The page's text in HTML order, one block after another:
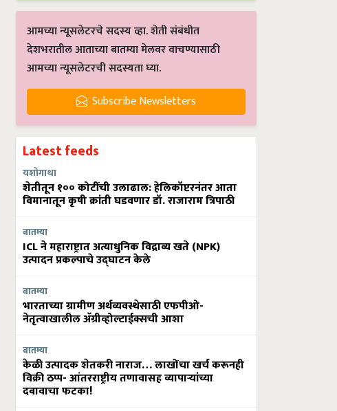
आमच्या न्यूसलेटरचे सदस्य व्हा. शेती संबंधीत
देशभरातील आताच्या बातम्या मेलवर वाचण्यासाठी
आमच्या न्यूसलेटरची सदस्यता घ्या.
Subscribe Newsletters
Latest feeds
यशोगाथा
शेतीतून १०० कोटींची उलाढाल: हेलिकॉप्टरनंतर आता
विमानातून कृषी क्रांती घडवणार डॉ. राजाराम त्रिपाठी
बातम्या
ICL ने महाराष्ट्रात अत्याधुनिक विद्राव्य खते (NPK)
उत्पादन प्रकल्पाचे उद्घाटन केले
बातम्या
भारताच्या ग्रामीण अर्थव्यवस्थेसाठी एफपीओ-
नेतृत्वाखालील अ‍ॅग्रीव्होल्टाईक्सची आशा
बातम्या
केळी उत्पादक शेतकरी नाराज… लाखोंचा खर्च करूनही
विक्री ठप्प- आंतरराष्ट्रीय तणावासह व्यापाऱ्यांच्या
दबावाचा फटका!